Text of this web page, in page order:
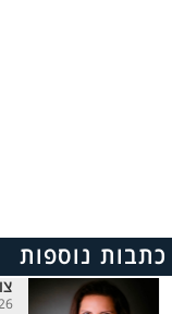
כתבות נוספות